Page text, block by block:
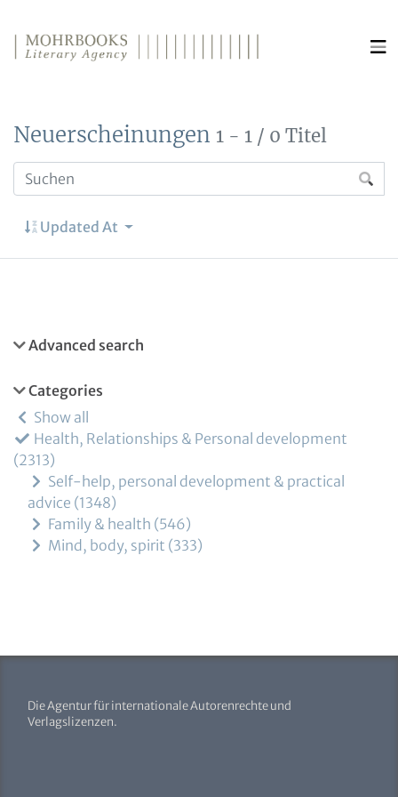
Neuerscheinungen 1 - 1 / 0 Titel
Updated At
Advanced search
Categories
Show all
Health, Relationships & Personal development
2313
Self-help, personal development & practical
advice 1348
Family & health 546
Mind, body, spirit 333
Die Agentur für internationale Autorenrechte und
Verlagslizenzen.